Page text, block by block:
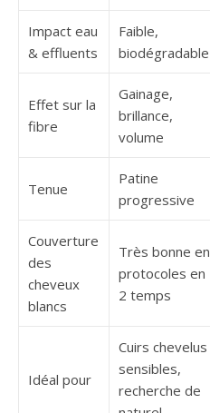
Impact eau
& effluents
Faible,
biodégradable
Effet sur la
fibre
Gainage,
brillance,
volume
Tenue
Patine
progressive
Couverture
des
cheveux
blancs
Très bonne en
protocoles en
2 temps
Idéal pour
Cuirs chevelus
sensibles,
recherche de